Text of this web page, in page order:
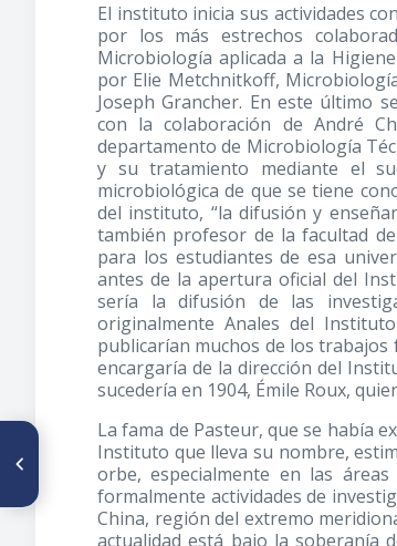
El instituto inicia sus actividades
por los más estrechos
Microbiología aplicada a la
por Elie Metchnitkoff,
Joseph Grancher. En este último
con la colaboración de André
departamento de Microbiología
y su tratamiento mediante el
microbiológica de que se tiene
del instituto, “la difusión y
también profesor de la facultad
para los estudiantes de esa
antes de la apertura oficial del
sería la difusión de las
originalmente Anales del
publicarían muchos de los trabajos
encargaría de la dirección del
sucedería en 1904, Émile Roux,
La fama de Pasteur, que se había
Instituto que lleva su nombre,
orbe, especialmente en las
formalmente actividades de
China, región del extremo
actualidad está bajo la soberanía
ARTÍCULO ANTERIOR
Rafael Rangel y la educación
médica basada en destrezas,
1896-1909